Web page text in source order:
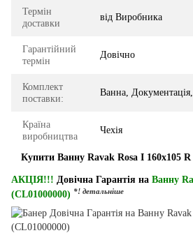
Термін
доставки
від Виробника
Гарантійний
термін
Довічно
Комплект
поставки:
Ванна,
Країна
виробництва
Чехія
Купити Ванну Ravak Rosa I 160x105 R
АКЦІЯ!!! Довічна Гарантія на Ванну
(CL01000000) *! детальніше